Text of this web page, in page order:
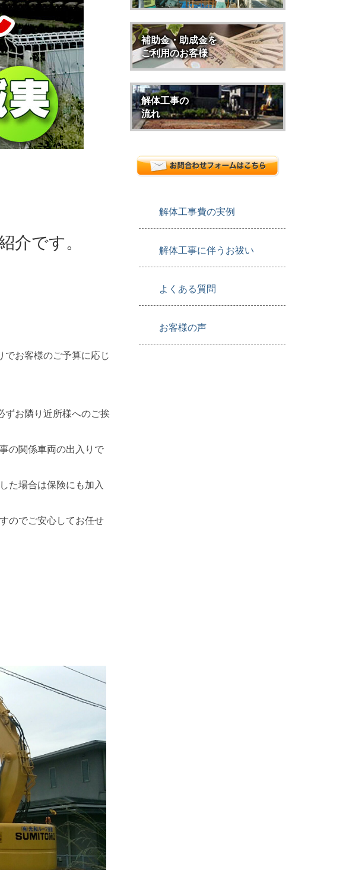
介です。
お客様のご予算に応じ
ずお隣り近所様へのご挨
の関係車両の出入りで
た場合は保険にも加入
のでご安心してお任せ
補助金・助成金を
ご利用のお客様
解体工事の
流れ
解体工事費の実例
解体工事に伴うお祓い
よくある質問
お客様の声